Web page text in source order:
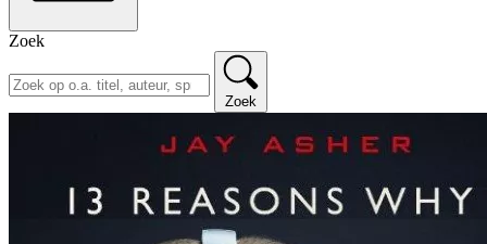
Zoek
Zoek